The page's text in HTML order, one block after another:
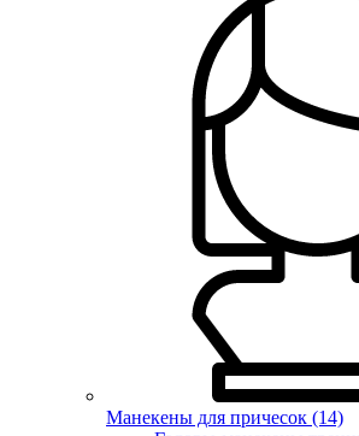
Манекены для причесок (14)